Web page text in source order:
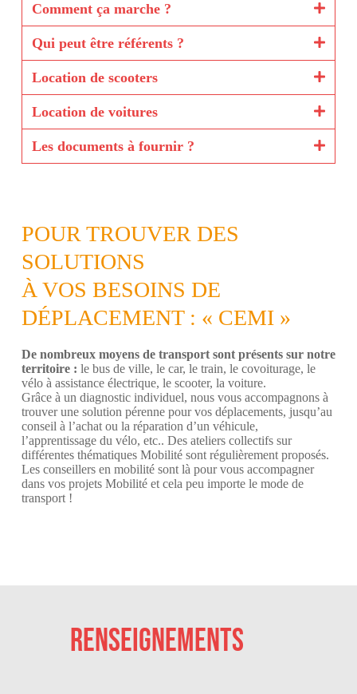
Comment ça marche ?
Qui peut être référents ?
Location de scooters
Location de voitures
Les documents à fournir ?
POUR TROUVER DES
SOLUTIONS
À VOS BESOINS DE
DÉPLACEMENT : « CEMI »
De nombreux moyens de transport sont présents sur notre
territoire : le bus de ville, le car, le train, le covoiturage, le
vélo à assistance électrique, le scooter, la voiture.
Grâce à un diagnostic individuel, nous vous accompagnons à
trouver une solution pérenne pour vos déplacements, jusqu’au
conseil à l’achat ou la réparation d’un véhicule,
l’apprentissage du vélo, etc.. Des ateliers collectifs sur
différentes thématiques Mobilité sont régulièrement proposés.
Les conseillers en mobilité sont là pour vous accompagner
dans vos projets Mobilité et cela peu importe le mode de
transport !
RENSEIGNEMENTS